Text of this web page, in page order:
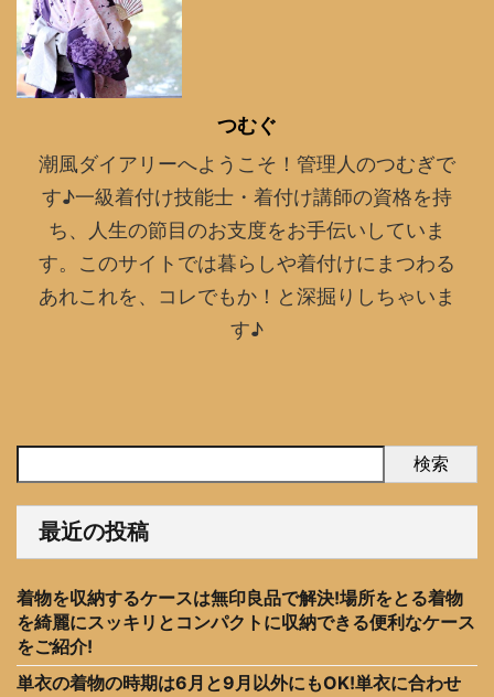
つむぐ
潮風ダイアリーへようこそ！管理人のつむぎで
す♪一級着付け技能士・着付け講師の資格を持
ち、人生の節目のお支度をお手伝いしていま
す。このサイトでは暮らしや着付けにまつわる
あれこれを、コレでもか！と深掘りしちゃいま
す♪
検索
最近の投稿
着物を収納するケースは無印良品で解決!場所をとる着物
を綺麗にスッキリとコンパクトに収納できる便利なケース
をご紹介!
単衣の着物の時期は6月と9月以外にもOK!単衣に合わせ